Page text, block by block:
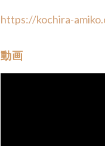
https://kochira-
動画